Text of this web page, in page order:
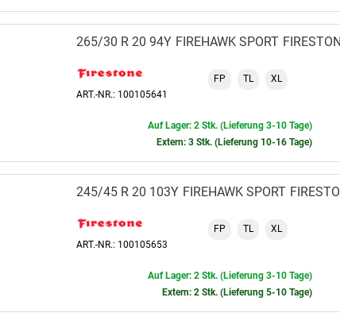
FIREHAWK SPORT
265/30 R 20 94Y
ART.-NR.: 100105641
FP TL XL
Auf Lager: 2 Stk. (Lieferung 3-10 Tage)
Extern: 3 Stk. (Lieferung 10-16 Tage)
FIREHAWK SPORT
245/45 R 20 103Y
ART.-NR.: 100105653
FP TL XL
Auf Lager: 2 Stk. (Lieferung 3-10 Tage)
Extern: 2 Stk. (Lieferung 5-10 Tage)